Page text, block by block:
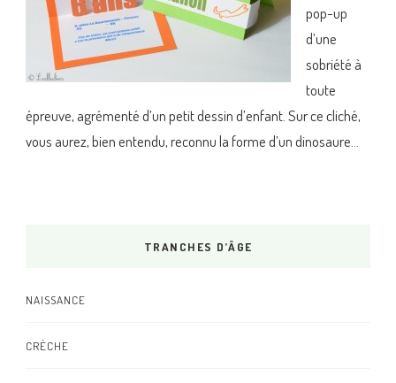
pop-up
d’une
sobriété à
toute
épreuve, agrémenté d’un petit dessin d’enfant. Sur ce cliché,
vous aurez, bien entendu, reconnu la forme d’un dinosaure…
TRANCHES D’ÂGE
NAISSANCE
CRÈCHE